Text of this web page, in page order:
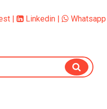
| Linkedin | Whatsapp